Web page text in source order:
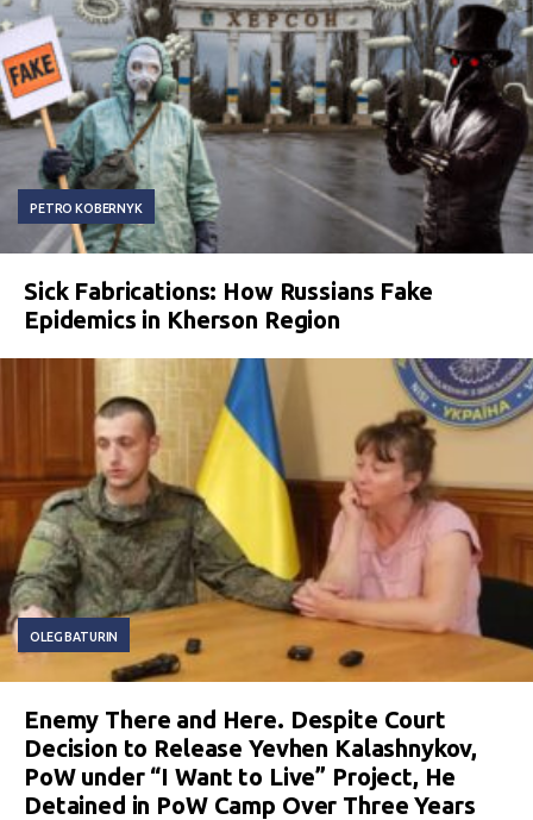
PETRO KOBERNYK
Sick Fabrications: How Russians Fake
Epidemics in Kherson Region
OLEG BATURIN
Enemy There and Here. Despite Court
Decision to Release Yevhen Kalashnykov,
PoW under “I Want to Live” Project, He
Detained in PoW Camp Over Three Years